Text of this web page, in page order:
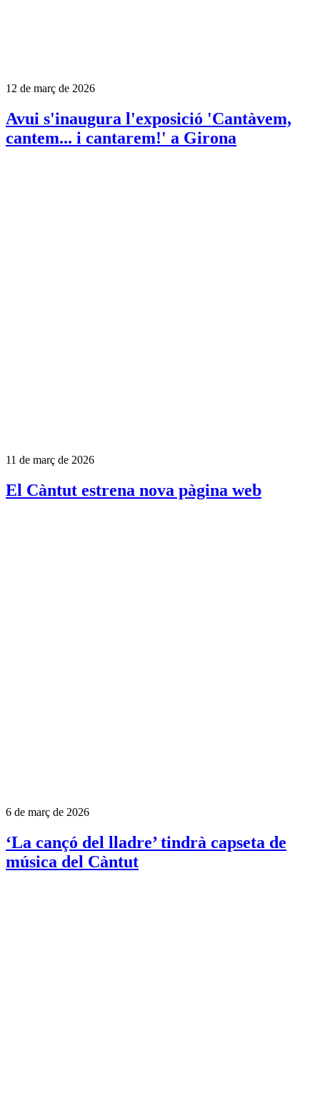
12 de març de 2026
Avui s'inaugura l'exposició 'Cantàvem,
cantem... i cantarem!' a Girona
11 de març de 2026
El Càntut estrena nova pàgina web
6 de març de 2026
‘La cançó del lladre’ tindrà capseta de
música del Càntut